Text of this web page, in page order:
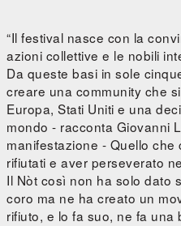
“Il festival nasce con la
azioni collettive e le nobili
Da queste basi in sole
creare una community che
Europa, Stati Uniti e una
mondo - racconta Giovanni
manifestazione - Quello che
rifiutati e aver perseverato
Il Nòt così non ha solo dato
coro ma ne ha creato un
rifiuto, e lo fa suo, ne fa una